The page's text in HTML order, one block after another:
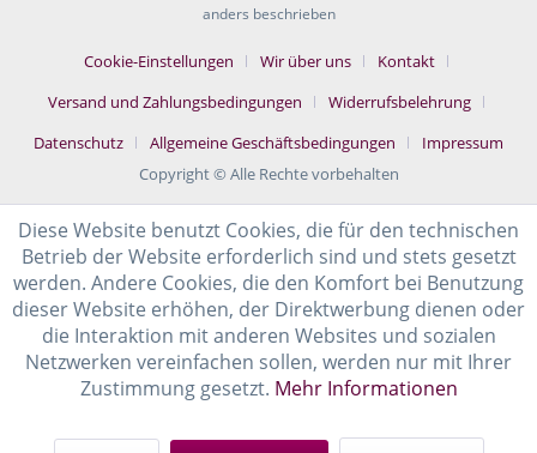
anders beschrieben
Cookie-Einstellungen Wir über uns
Kontakt
Versand und Zahlungsbedingungen
Widerrufsbelehrung
Datenschutz
Allgemeine Geschäftsbedingungen
Impressum
Copyright © Alle Rechte vorbehalten
Diese Website benutzt Cookies, die für den technischen
Betrieb der Website erforderlich sind und stets gesetzt
werden. Andere Cookies, die den Komfort bei Benutzung
dieser Website erhöhen, der Direktwerbung dienen oder
die Interaktion mit anderen Websites und sozialen
Netzwerken vereinfachen sollen, werden nur mit Ihrer
Zustimmung gesetzt. Mehr Informationen